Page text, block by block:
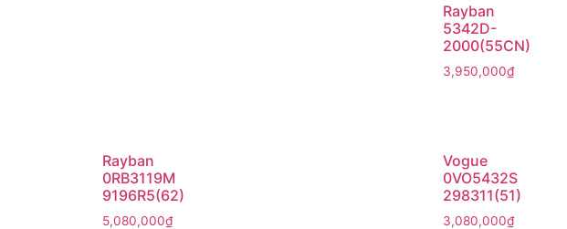
Rayban
5342D-
2000(55CN)
3,950,000₫
Rayban
0RB3119M
9196R5(62)
5,080,000₫
Vogue
0VO5432S
298311(51)
3,080,000₫